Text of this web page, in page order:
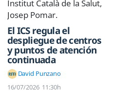
El ICS regula el
despliegue de centros
y puntos de atención
continuada
David Punzano
16/07/2026 11:30h